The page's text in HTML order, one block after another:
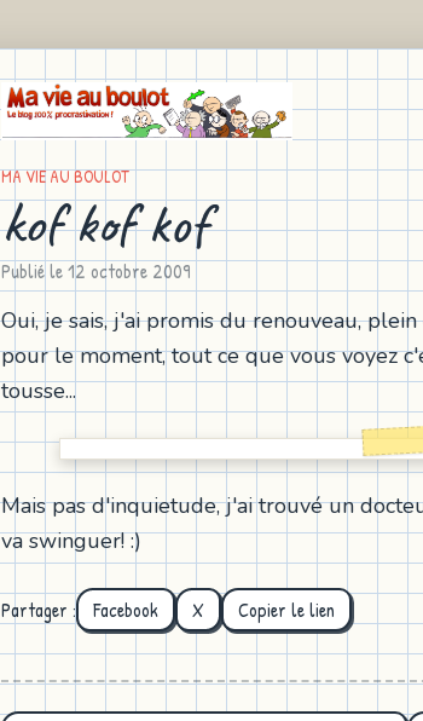
MA VIE AU BOULOT
kof kof kof
Publié le12 octobre 2009
Oui, je sais, j'ai promis du renouveau,
pour le moment, tout ce que vous voyez
tousse...
Mais pas d'inquietude, j'ai trouvé un
va swinguer! :)
Partager : Facebook X Copier le lien